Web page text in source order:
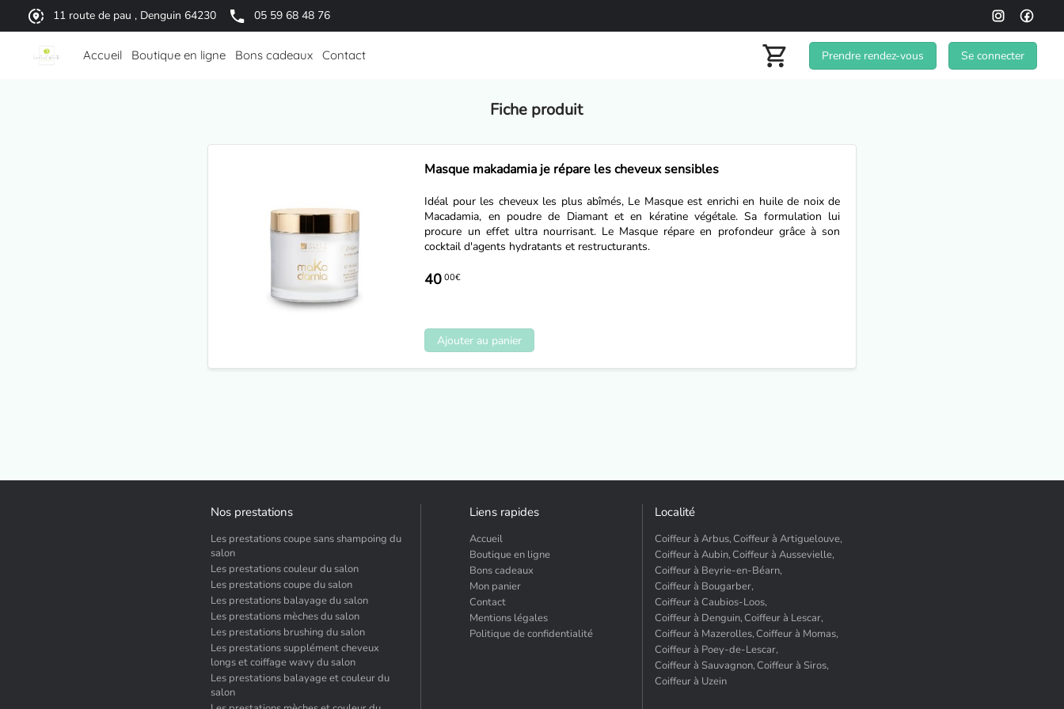
11 route de pau , Denguin 64230 05 59 68 48 76
Accueil Boutique en ligne Bons cadeaux Contact Prendre rendez-vous Se connecter
Fiche produit
Masque makadamia je répare les cheveux sensibles
Idéal pour les cheveux les plus abîmés, Le Masque est enrichi en huile de noix de
Macadamia, en poudre de Diamant et en kératine végétale. Sa formulation lui
procure un effet ultra nourrisant. Le Masque répare en profondeur grâce à son
cocktail d'agents hydratants et restructurants.
40 00€
Ajouter au panier
Nos prestations
Les prestations coupe sans shampoing du
salon
Les prestations couleur du salon
Les prestations coupe du salon
Les prestations balayage du salon
Les prestations mèches du salon
Les prestations brushing du salon
Les prestations supplément cheveux
longs et coiffage wavy du salon
Les prestations balayage et couleur du
salon
Liens rapides
Accueil
Boutique en ligne
Bons cadeaux
Mon panier
Contact
Mentions légales
Politique de confidentialité
Localité
Coiffeur à Arbus, Coiffeur à Artiguelouve,
Coiffeur à Aubin, Coiffeur à Aussevielle,
Coiffeur à Beyrie-en-Béarn,
Coiffeur à Bougarber,
Coiffeur à Caubios-Loos,
Coiffeur à Denguin, Coiffeur à Lescar,
Coiffeur à Mazerolles, Coiffeur à Momas,
Coiffeur à Poey-de-Lescar,
Coiffeur à Sauvagnon, Coiffeur à Siros,
Coiffeur à Uzein